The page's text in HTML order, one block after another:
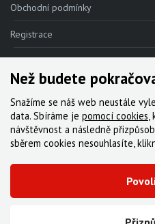
Obchodní podmínky
Registrace
Reklamace
Kde nakoupit
Kontakt
Servis
Ke stažení
© 2000-2026 Všechna práva
Než budete
Snažíme se náš web neustále
data. Sbíráme je pomocí cookies,
návštěvnost a následně
sběrem cookies nesouhlasíte,